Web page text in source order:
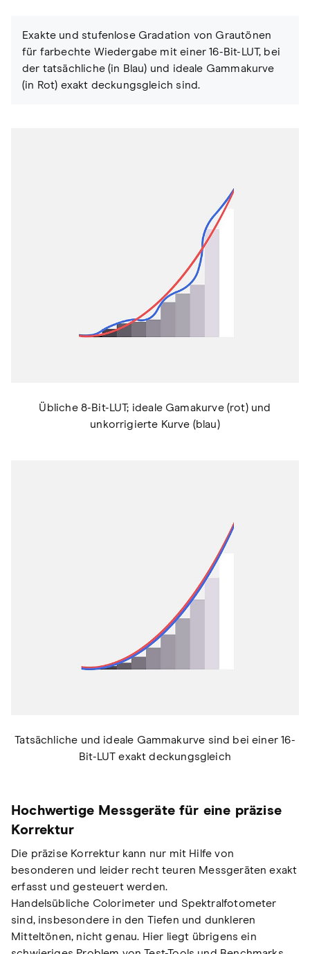
Exakte und stufenlose Gradation von Grautönen
für farbechte Wiedergabe mit einer 16-Bit-LUT, bei
der tatsächliche (in Blau) und ideale Gammakurve
(in Rot) exakt deckungsgleich sind.
Übliche 8-Bit-LUT; ideale Gamakurve (rot) und
unkorrigierte Kurve (blau)
Tatsächliche und ideale Gammakurve sind bei einer 16-
Bit-LUT exakt deckungsgleich
Hochwertige Messgeräte für eine präzise
Korrektur
Die präzise Korrektur kann nur mit Hilfe von
besonderen und leider recht teuren Messgeräten exakt
erfasst und gesteuert werden.
Handelsübliche Colorimeter und Spektralfotometer
sind, insbesondere in den Tiefen und dunkleren
Mitteltönen, nicht genau. Hier liegt übrigens ein